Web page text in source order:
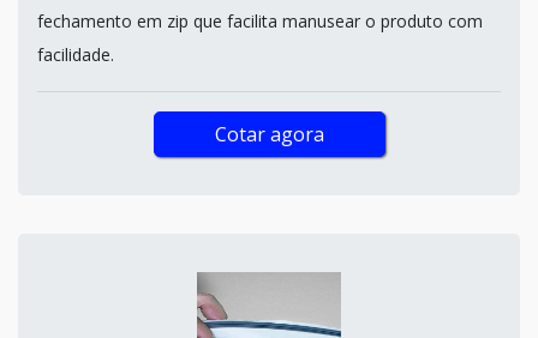
fechamento em zip que facilita manusear o produto com
facilidade.
Cotar agora